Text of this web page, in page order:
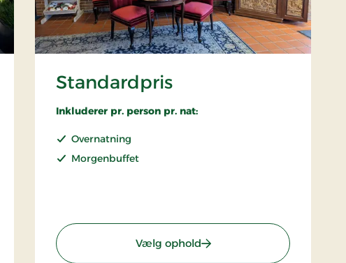
Standardpris
Inkluderer pr. person pr. nat:
Overnatning
Morgenbuffet
Vælg ophold: Standardpris